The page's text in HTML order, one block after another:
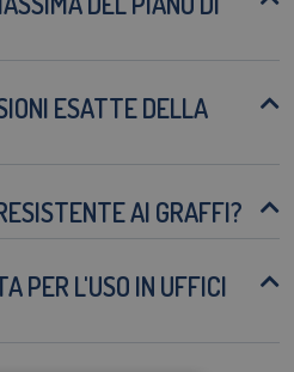
ESATTE DELLA
AI GRAFFI?
PER L'USO IN UFFICI